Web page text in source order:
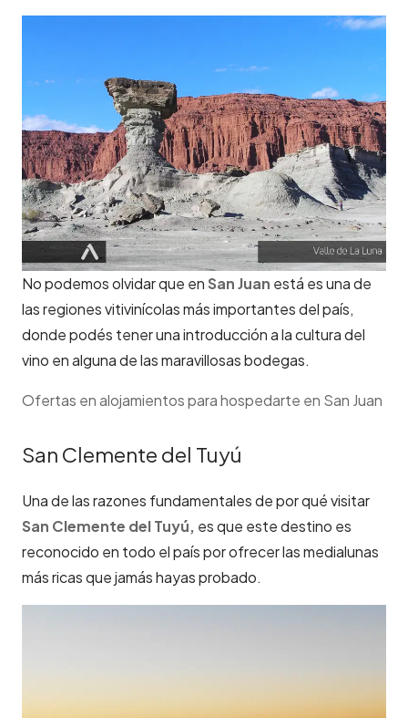
No podemos olvidar que en San Juan está es una de
las regiones vitivinícolas más importantes del país,
donde podés tener una introducción a la cultura del
vino en alguna de las maravillosas bodegas.
Ofertas en alojamientos para hospedarte en San Juan
San Clemente del Tuyú
Una de las razones fundamentales de por qué visitar
San Clemente del Tuyú, es que este destino es
reconocido en todo el país por ofrecer las medialunas
más ricas que jamás hayas probado.